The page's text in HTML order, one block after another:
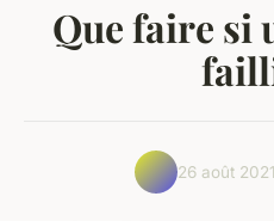
Que faire si
26 août 2021